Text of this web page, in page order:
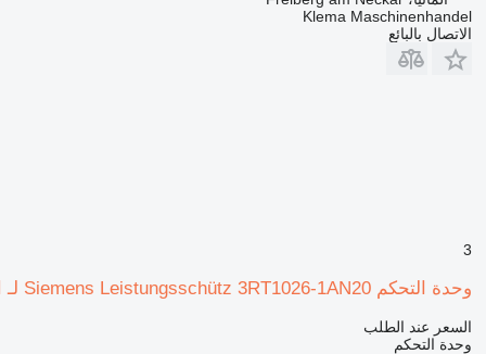
Klema Maschinenhandel
الاتصال بالبائع
3
وحدة التحكم Siemens Leistungsschütz 3RT1026-1AN20 لـ المعدات الصناعية
السعر عند الطلب
وحدة التحكم